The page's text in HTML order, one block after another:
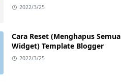
2022/3/25
Cara Reset (Menghapus Semua
Widget) Template Blogger
2022/3/25